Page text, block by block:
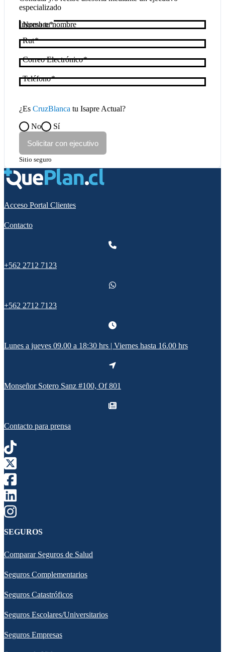
especializado
Nombre
Rut
Correo Electrónico
Teléfono
¿Es CruzBlanca tu Isapre Actual?
No
Sí
Solicitar con ejecutivo
Sitio seguro
Acceso Portal Clientes
Contacto
+562 2712 7123
+562 2712 7123
Lunes a jueves 09.00 a 18:30 hrs | Viernes hasta 16.00 hrs
Monseñor Sotero Sanz #100, Of 801
Contacto para prensa
SEGUROS
Comparar Seguros de Salud
Seguros Complementarios
Seguros Catastróficos
Seguros Escolares/Universitarios
Seguros Empresas